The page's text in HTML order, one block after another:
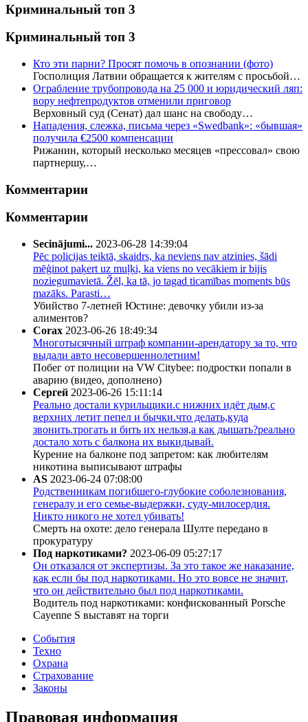
Криминальный топ 3
Криминальный топ 3
Кто эти парни? Просят помочь в опознании (фото)
Госполиция Латвии обращается к жителям с просьбой…
Ограбление трубопровода на 25 000 и юридический ляп:
вору нефтепродуктов отменили приговор
Верховный суд (Сенат) дал шанс на свободу…
Нападения, слежка, письма через «Swedbank»: «бывшая»
получила €2500 компенсации
Рижанин, который несколько месяцев «прессовал» свою
партнершу,…
Комментарии
Комментарии
Secinājumi... 2023-06-28 14:39:04
Pēc policijas teiktā, skaidrs, ka neviens nav atzinies, šādi
mēģinot paķert uz muļķi, ka viens no vecākiem ir bijis
noziegumavietā. Žēl, ka tā, jo tagad ticamības moments būs
mazāks. Parasti…
Убийство 7-летней Юстине: девочку убили из-за
алиментов?
Corax 2023-06-26 18:49:34
Многотысячный штраф компании-арендатору за то, что
выдали авто несовершеннолетним!
Побег от полиции на VW Citybee: подростки попали в
аварию (видео, дополнено)
Сергей 2023-06-26 15:11:14
Реально достали курильщики.с нижних идёт дым,с
верхних летит пепел и бычки.что делать,куда
звонить.трогать и бить их нельзя,а как дышать?реально
достало хоть с балкона их выкидывай.
Курение на балконе под запретом: как любителям
никотина выписывают штрафы
AS 2023-06-24 07:08:00
Родственникам погибшего-глубокие соболезнования,
генералу и его семье-выдержки, суду-милосердия.
Никто никого не хотел убивать!
Смерть на охоте: дело генерала Шулте передано в
прокуратуру
Под наркотиками? 2023-06-09 05:27:17
Он отказался от экспертизы. За это такое же наказание,
как если бы под наркотиками. Но это вовсе не значит,
что он действительно был под наркотиками.
Водитель под наркотиками: конфискованный Porsche
Cayenne S выставят на торги
События
Техно
Охрана
Страхование
Законы
Правовая информация